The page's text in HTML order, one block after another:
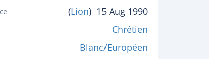
(Lion) 15 Aug 1990
Chrétien
Blanc/Européen